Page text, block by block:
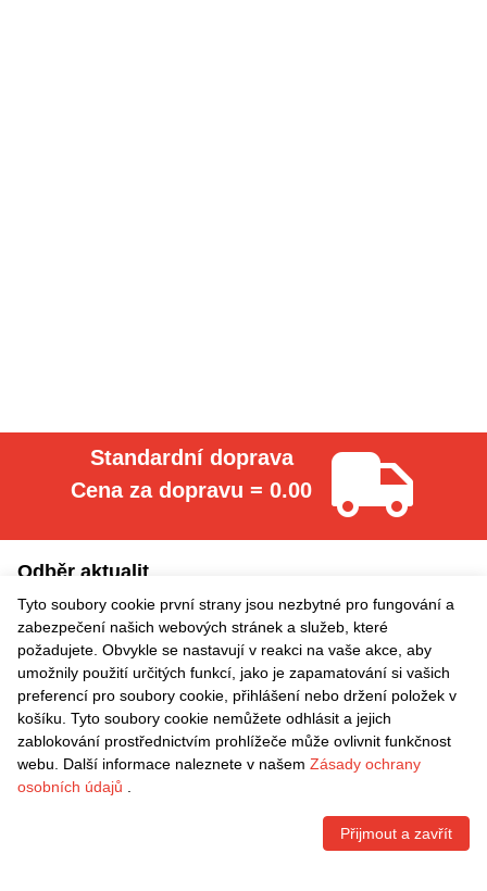
Standardní doprava
Cena za dopravu = 0.00
Odběr aktualit
Přihlášení
Informace
Rychlé odkazy
Kontaktní informace
Tyto soubory cookie první strany jsou nezbytné pro fungování a
zabezpečení našich webových stránek a služeb, které
požadujete. Obvykle se nastavují v reakci na vaše akce, aby
umožnily použití určitých funkcí, jako je zapamatování si vašich
preferencí pro soubory cookie, přihlášení nebo držení položek v
košíku. Tyto soubory cookie nemůžete odhlásit a jejich
zablokování prostřednictvím prohlížeče může ovlivnit funkčnost
webu. Další informace naleznete v našem Zásady ochrany
osobních údajů
Přijmout a zavřít